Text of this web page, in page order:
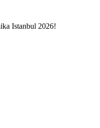
Istanbul 2026!